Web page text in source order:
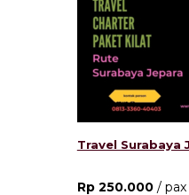
Travel Surabaya
Rp 250.000 / pax